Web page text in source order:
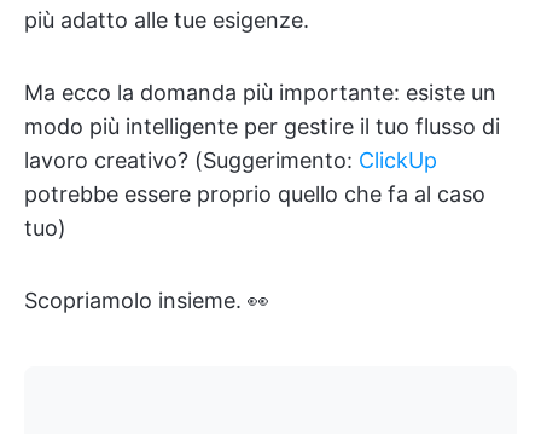
più adatto alle tue esigenze.
Ma ecco la domanda più importante: esiste un
modo più intelligente per gestire il tuo flusso di
lavoro creativo? (Suggerimento: ClickUp
potrebbe essere proprio quello che fa al caso
tuo)
Scopriamolo insieme. 👀